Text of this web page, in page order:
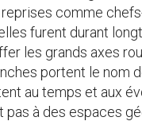
comme
furent durant
les grands axes
portent le nom
au temps et aux
à des espaces